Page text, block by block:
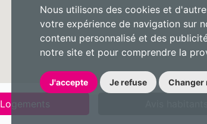
Nous utilisons des cookies et
votre expérience de navigation sur
contenu personnalisé et des
notre site et pour comprendre la
J'accepte Je refuse Changer
Logements